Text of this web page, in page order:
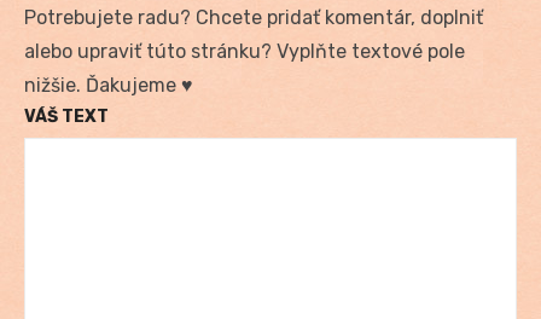
Potrebujete radu? Chcete pridať komentár, doplniť
alebo upraviť túto stránku? Vyplňte textové pole
nižšie. Ďakujeme ♥
VÁŠ TEXT